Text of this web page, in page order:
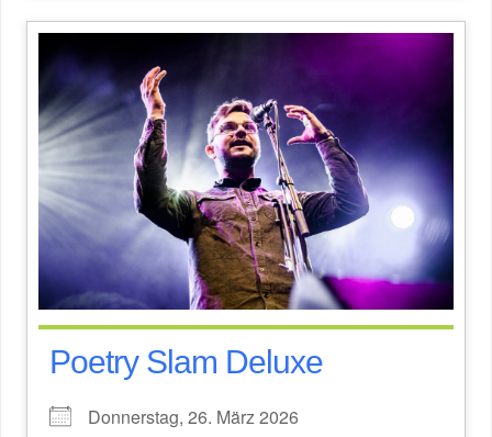
Poetry Slam Deluxe
Donnerstag, 26. März 2026